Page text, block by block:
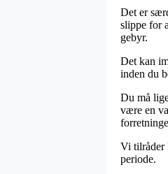
Det er
slippe for
gebyr.
Det kan
inden du
Du må
være en
Vi tilråder
periode.